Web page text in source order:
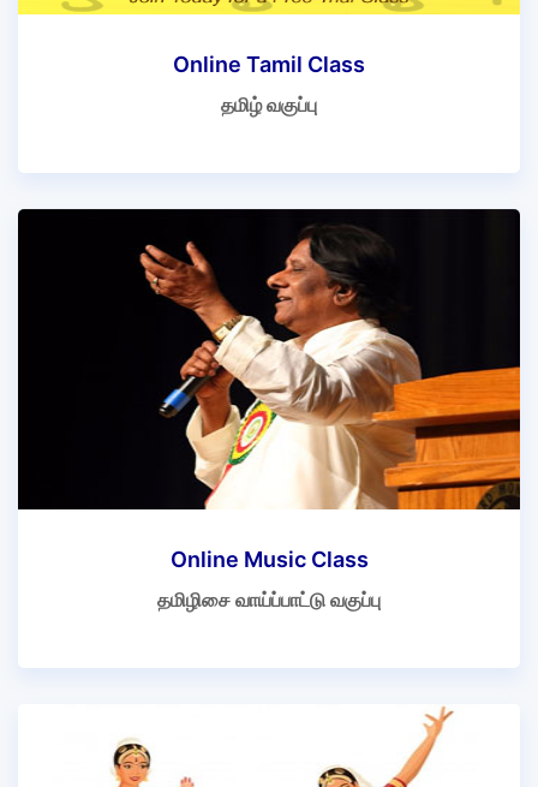
Online Tamil Class
தமிழ் வகுப்பு
Online Music Class
தமிழிசை வாய்ப்பாட்டு வகுப்பு